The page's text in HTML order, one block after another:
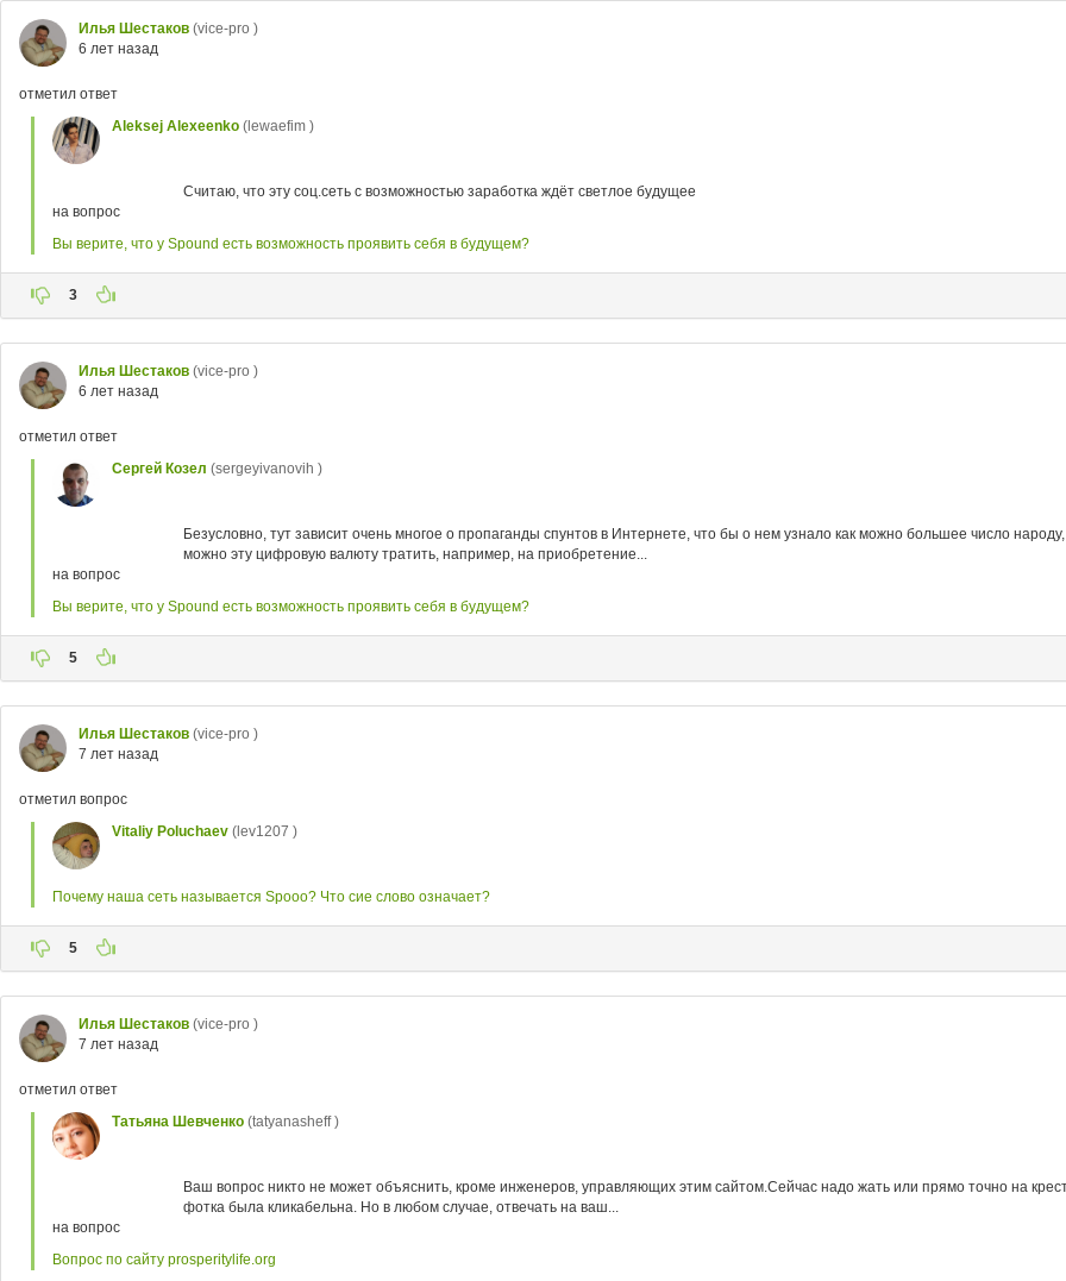
Илья Шестаков (vice-pro )
6 лет назад
отметил ответ
Aleksej Alexeenko (lewaefim )
Считаю, что эту соц.сеть с возможностью заработка ждёт светлое будущее
на вопрос
Вы верите, что у Spound есть возможность проявить себя в будущем?
3
Илья Шестаков (vice-pro )
6 лет назад
отметил ответ
Сергей Козел (sergeyivanovih )
Безусловно, тут зависит очень многое о пропаганды спунтов в Интернете, что бы о нем узнало как можно большее число
можно эту цифровую валюту тратить, например, на приобретение...
на вопрос
Вы верите, что у Spound есть возможность проявить себя в будущем?
5
Илья Шестаков (vice-pro )
7 лет назад
отметил вопрос
Vitaliy Poluchaev (lev1207 )
Почему наша сеть называется Spooo? Что сие слово означает?
5
Илья Шестаков (vice-pro )
7 лет назад
отметил ответ
Татьяна Шевченко (tatyanasheff )
Ваш вопрос никто не может объяснить, кроме инженеров, управляющих этим сайтом.Сейчас надо жать или прямо точно на
фотка была кликабельна. Но в любом случае, отвечать на ваш...
на вопрос
Вопрос по сайту prosperitylife.org